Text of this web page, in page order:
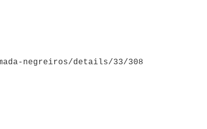
negreiros/details/33/308